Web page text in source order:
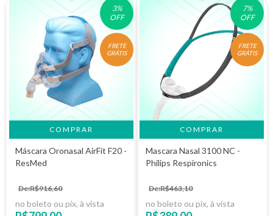
3%
OFF
FRETE
GRÁTIS
COMPRAR
Máscara Oronasal AirFit F20 -
ResMed
De:R$916,60
no boleto ou pix, à vista
7%
OFF
FRETE
GRÁTIS
Mascara Nasal 3100 NC -
Philips Respironics
De:R$463,10
no boleto ou pix, à vista